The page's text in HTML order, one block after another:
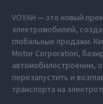
VOYAH — это новый
электромобилей,
глобальные продажи.
Motor Corporation,
автомобилестроении,
перезапустить и
транспорта на